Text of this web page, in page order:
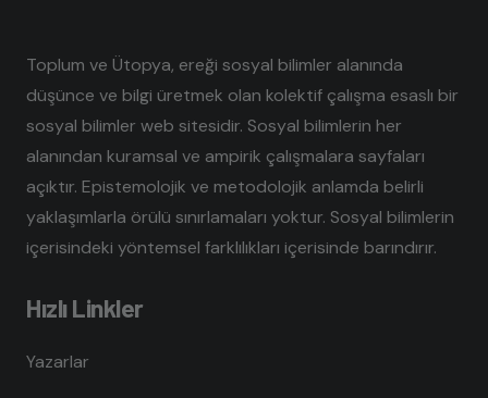
Toplum ve Ütopya, ereği sosyal bilimler alanında
düşünce ve bilgi üretmek olan kolektif çalışma esaslı bir
sosyal bilimler web sitesidir. Sosyal bilimlerin her
alanından kuramsal ve ampirik çalışmalara sayfaları
açıktır. Epistemolojik ve metodolojik anlamda belirli
yaklaşımlarla örülü sınırlamaları yoktur. Sosyal bilimlerin
içerisindeki yöntemsel farklılıkları içerisinde barındırır.
Hızlı Linkler
Yazarlar